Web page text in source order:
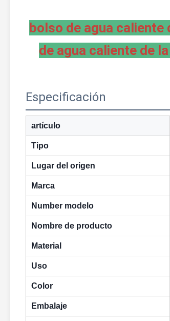
bolso de agua caliente
de agua caliente de
Especificación
artículo
Tipo
Lugar del origen
Marca
Number modelo
Nombre de producto
Material
Uso
Color
Embalaje